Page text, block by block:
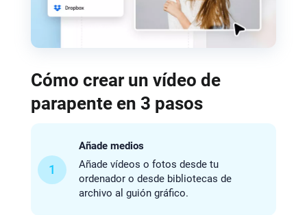
Cómo crear un vídeo de
parapente en 3 pasos
1
Añade medios
Añade vídeos o fotos desde tu
ordenador o desde bibliotecas de
archivo al guión gráfico.